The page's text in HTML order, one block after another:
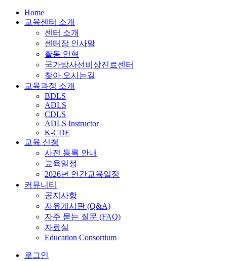
Home
교육센터 소개
센터 소개
센터장 인사말
활동 연혁
국가방사선비상진료센터
찾아 오시는길
교육과정 소개
BDLS
ADLS
CDLS
ADLS Instructor
K-CDE
교육 신청
사전 등록 안내
교육일정
2026년 연간교육일정
커뮤니티
공지사항
자유게시판 (Q&A)
자주 묻는 질문 (FAQ)
자료실
Education Consortium
로그인